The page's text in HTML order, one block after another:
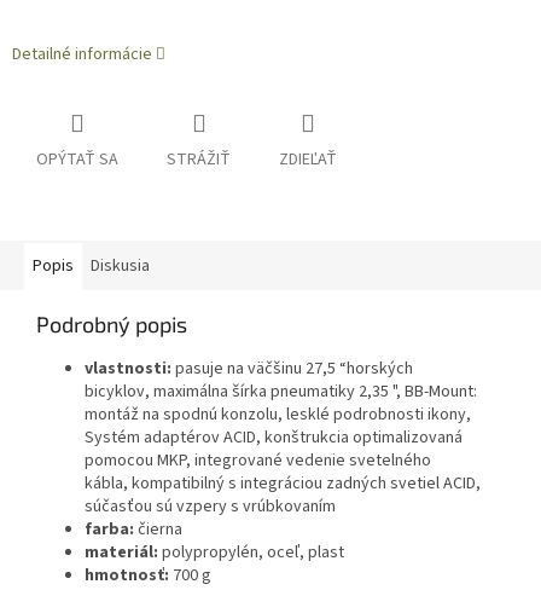
Detailné informácie
OPÝTAŤ SA STRÁŽIŤ ZDIEĽAŤ
Popis Diskusia
Podrobný popis
vlastnosti: pasuje na väčšinu 27,5 “horských
bicyklov, maximálna šírka pneumatiky 2,35 ", BB-Mount:
montáž na spodnú konzolu, lesklé podrobnosti ikony,
Systém adaptérov ACID, konštrukcia optimalizovaná
pomocou MKP, integrované vedenie svetelného
kábla, kompatibilný s integráciou zadných svetiel ACID,
súčasťou sú vzpery s vrúbkovaním
farba: čierna
materiál: polypropylén, oceľ, plast
hmotnosť: 700 g